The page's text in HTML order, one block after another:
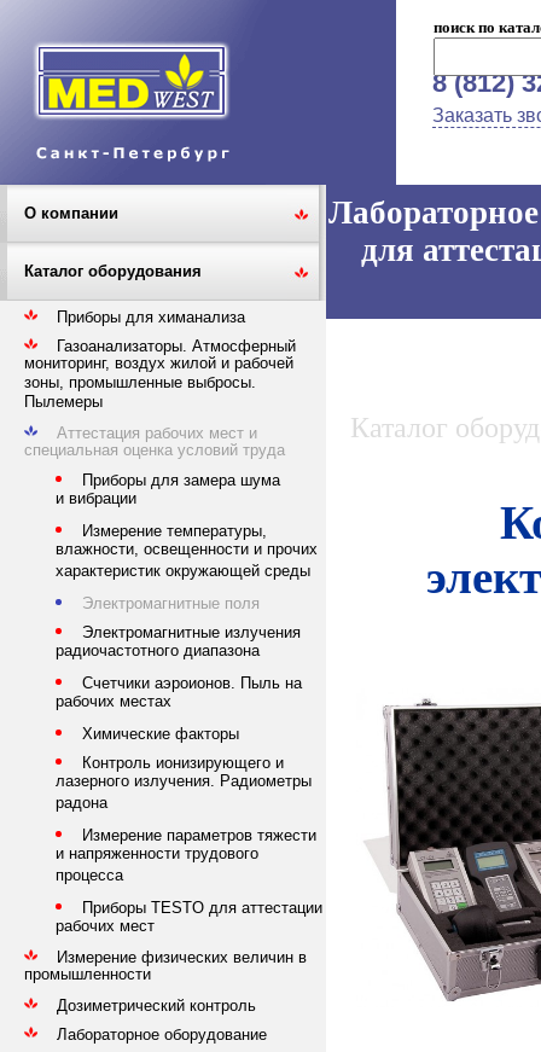
поиск по
8 (812)
Заказать
О компании
Каталог оборудования
Приборы для химанализа
Газоанализаторы. Атмосферный
мониторинг, воздух жилой и рабочей
зоны, промышленные выбросы.
Пылемеры
Аттестация рабочих мест и
специальная оценка условий труда
Приборы для замера шума
и вибрации
Измерение температуры,
влажности, освещенности и прочих
характеристик окружающей среды
Электромагнитные поля
Электромагнитные излучения
радиочастотного диапазона
Счетчики аэроионов. Пыль на
рабочих местах
Химические факторы
Контроль ионизирующего и
лазерного излучения. Радиометры
радона
Измерение параметров тяжести
и напряженности трудового
процесса
Приборы TESTO для аттестации
рабочих мест
Измерение физических величин в
промышленности
Дозиметрический контроль
Лабораторное оборудование
для
Каталог